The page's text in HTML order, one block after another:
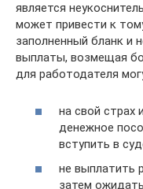
является
может привести к
заполненный бланк и
выплаты, возмещая
для работодателя
на свой страх
денежное
вступить в
не выплатить
затем